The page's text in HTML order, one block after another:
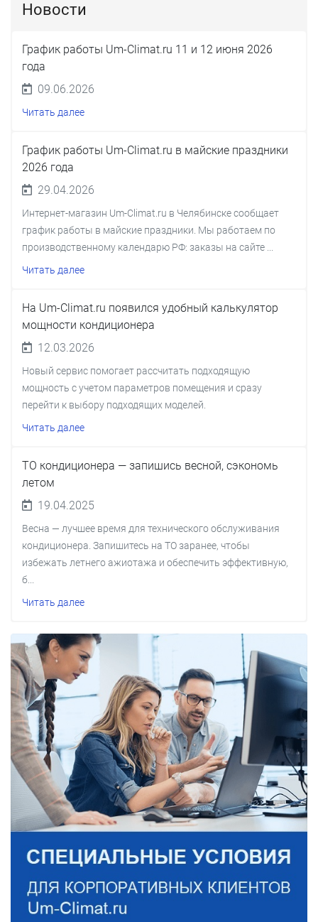
Новости
График работы Um-Climat.ru 11 и 12 июня 2026
года
09.06.2026
Читать далее
График работы Um-Climat.ru в майские праздники
2026 года
29.04.2026
Интернет-магазин Um-Climat.ru в Челябинске сообщает
график работы в майские праздники. Мы работаем по
производственному календарю РФ: заказы на сайте ...
Читать далее
На Um-Climat.ru появился удобный калькулятор
мощности кондиционера
12.03.2026
Новый сервис помогает рассчитать подходящую
мощность с учетом параметров помещения и сразу
перейти к выбору подходящих моделей.
Читать далее
ТО кондиционера — запишись весной, сэкономь
летом
19.04.2025
Весна — лучшее время для технического обслуживания
кондиционера. Запишитесь на ТО заранее, чтобы
избежать летнего ажиотажа и обеспечить эффективную,
б...
Читать далее